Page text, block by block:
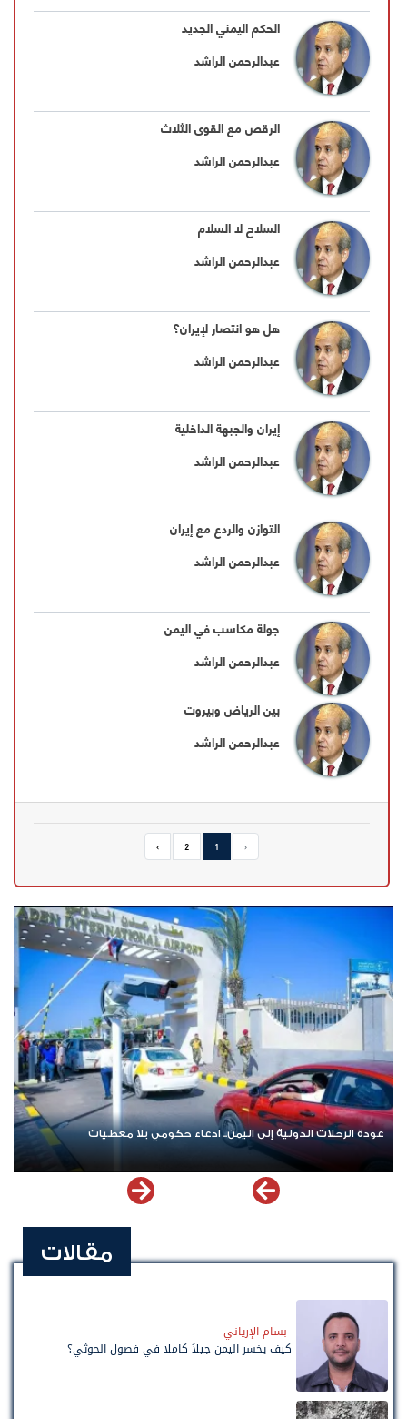
الحكم اليمني الجديد
عبدالرحمن الراشد
الرقص مع القوى الثلاث
عبدالرحمن الراشد
السلاح لا السلام
عبدالرحمن الراشد
هل هو انتصار لإيران؟
عبدالرحمن الراشد
إيران والجبهة الداخلية
عبدالرحمن الراشد
التوازن والردع مع إيران
عبدالرحمن الراشد
جولة مكاسب في اليمن
عبدالرحمن الراشد
بين الرياض وبيروت
عبدالرحمن الراشد
‹
1
2
›
عودة الرحلات الدولية إلى اليمن.. ادعاء حكومي بلا معطيات
مقالات
بسام الإرياني
كيف يخسر اليمن جيلاً كاملًا في فصول الحوثي؟